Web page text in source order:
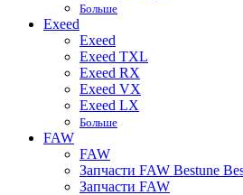
Больше
Exeed
Exeed
Exeed TXL
Exeed RX
Exeed VX
Exeed LX
Больше
FAW
FAW
Запчасти FAW Bestune
Запчасти FAW